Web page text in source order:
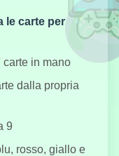
Drift Furia
Bus Subway
Runner
le carte per
in mano
dalla propria
9
rosso, giallo e